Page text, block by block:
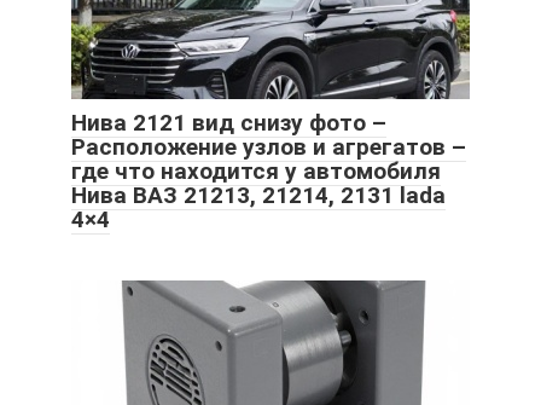
Нива 2121 вид снизу фото –
Расположение узлов и агрегатов –
где что находится у автомобиля
Нива ВАЗ 21213, 21214, 2131 lada
4×4